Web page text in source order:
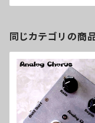
同じカテゴリの商